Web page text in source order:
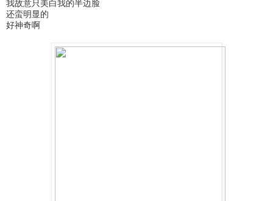
我故意只美白我的半边脸
还蛮明显的
好神奇啊